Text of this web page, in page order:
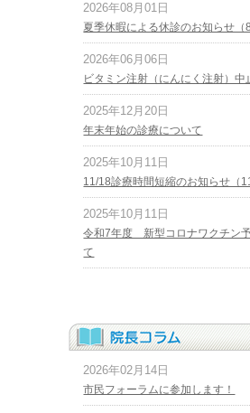
2026年08月01日
夏季休暇による休診のお知らせ（
2026年06月06日
ビタミン注射（にんにく注射）中
2025年12月20日
年末年始の診療について
2025年10月11日
11/18診療時間短縮のお知らせ（
2025年10月11日
令和7年度 新型コロナワクチン
て
2026年02月14日
市民フォーラムに参加します！